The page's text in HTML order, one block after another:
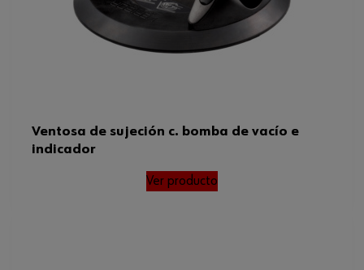
Ventosa de sujeción c. bomba de vacío e
indicador
Ver producto